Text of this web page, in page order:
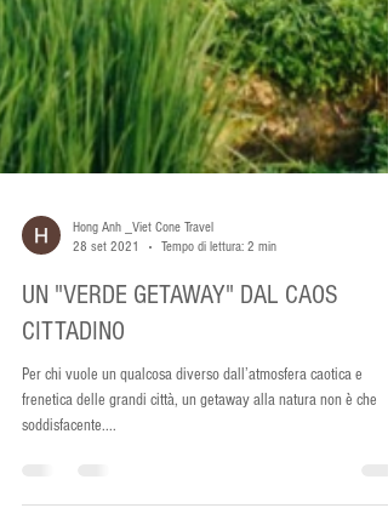
Hong Anh _Viet Cone Travel
UN "VERDE GETAWAY" DAL CAOS